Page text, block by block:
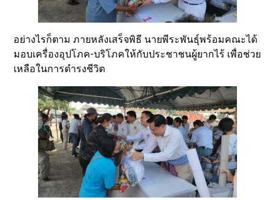
อย่างไรก็ตาม ภายหลังเสร็จพิธี นายพีระพันธุ์พร้อมคณะได้
มอบเครื่องอุปโภค-บริโภคให้กับประชาชนผู้ยากไร้ เพื่อช่วย
เหลือในการดำรงชีวิต